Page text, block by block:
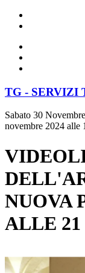
TG - SERVIZI
Sabato 30
novembre 2024 alle
NUOVA
ALLE 21